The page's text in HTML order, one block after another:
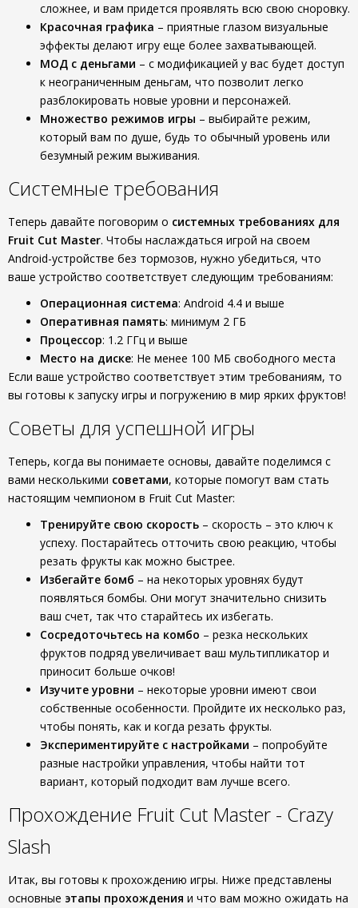
сложнее, и вам придется проявлять всю свою сноровку.
Красочная графика – приятные глазом визуальные
эффекты делают игру еще более захватывающей.
МОД с деньгами – с модификацией у вас будет доступ
к неограниченным деньгам, что позволит легко
разблокировать новые уровни и персонажей.
Множество режимов игры – выбирайте режим,
который вам по душе, будь то обычный уровень или
безумный режим выживания.
Системные требования
Теперь давайте поговорим о системных требованиях для
Fruit Cut Master. Чтобы наслаждаться игрой на своем
Android-устройстве без тормозов, нужно убедиться, что
ваше устройство соответствует следующим требованиям:
Операционная система: Android 4.4 и выше
Оперативная память: минимум 2 ГБ
Процессор: 1.2 ГГц и выше
Место на диске: Не менее 100 МБ свободного места
Если ваше устройство соответствует этим требованиям, то
вы готовы к запуску игры и погружению в мир ярких фруктов!
Советы для успешной игры
Теперь, когда вы понимаете основы, давайте поделимся с
вами несколькими советами, которые помогут вам стать
настоящим чемпионом в Fruit Cut Master:
Тренируйте свою скорость – скорость – это ключ к
успеху. Постарайтесь отточить свою реакцию, чтобы
резать фрукты как можно быстрее.
Избегайте бомб – на некоторых уровнях будут
появляться бомбы. Они могут значительно снизить
ваш счет, так что старайтесь их избегать.
Сосредоточьтесь на комбо – резка нескольких
фруктов подряд увеличивает ваш мультипликатор и
приносит больше очков!
Изучите уровни – некоторые уровни имеют свои
собственные особенности. Пройдите их несколько раз,
чтобы понять, как и когда резать фрукты.
Экспериментируйте с настройками – попробуйте
разные настройки управления, чтобы найти тот
вариант, который подходит вам лучше всего.
Прохождение Fruit Cut Master - Crazy
Slash
Итак, вы готовы к прохождению игры. Ниже представлены
основные этапы прохождения и что вам можно ожидать на